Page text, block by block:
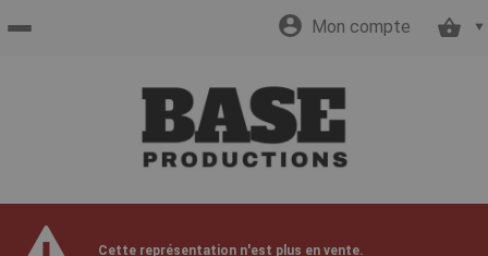
Site
Mon compte
Cette représentation n'est plus en vente.